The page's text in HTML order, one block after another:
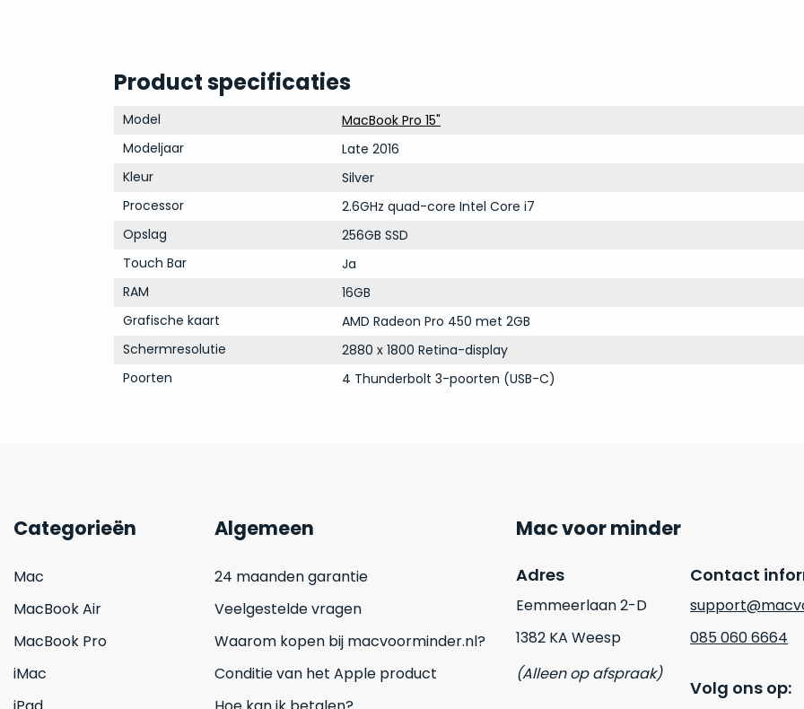
Product specificaties
Model
MacBook Pro 15"
Modeljaar
Late 2016
Kleur
Silver
Processor
2.6GHz quad-core Intel Core i7
Opslag
256GB SSD
Touch Bar
Ja
RAM
16GB
Grafische kaart
AMD Radeon Pro 450 met 2GB
Schermresolutie
2880 x 1800 Retina-display
Poorten
4 Thunderbolt 3-poorten (USB-C)
Categorieën
Mac
MacBook Air
MacBook Pro
iMac
Algemeen
24 maanden garantie
Veelgestelde vragen
Waarom kopen bij macvoorminder.nl?
Conditie van het Apple product
Mac voor minder
Adres
Eemmeerlaan 2-D
1382 KA Weesp
(Alleen op afspraak)
Contact
085 060 6664
Volg ons op: